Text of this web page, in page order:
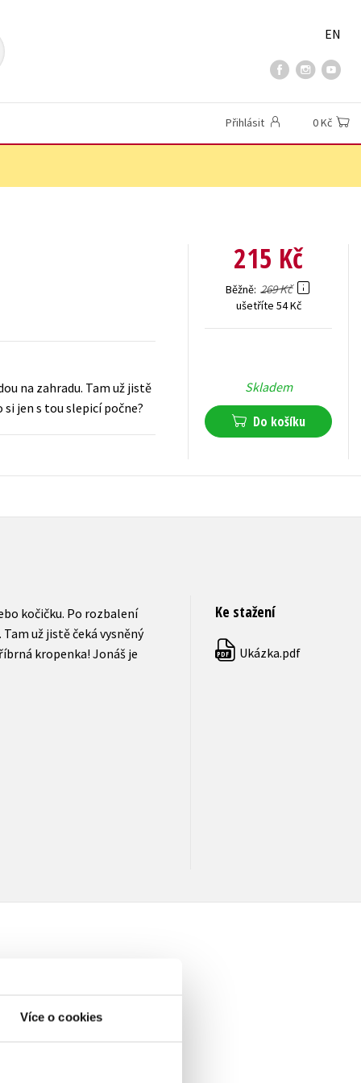
Více o cookies
EN
Přihlásit 0 Kč
na zahradu. Tam už jistě
jen s tou slepicí počne?
215 Kč
Běžně 269 Kč
ušetříte 54 Kč
Skladem
Do košíku
kočičku. Po rozbalení
už jistě čeká vysněný
kropenka! Jonáš je
Ke stažení
PDF Ukázka.pdf